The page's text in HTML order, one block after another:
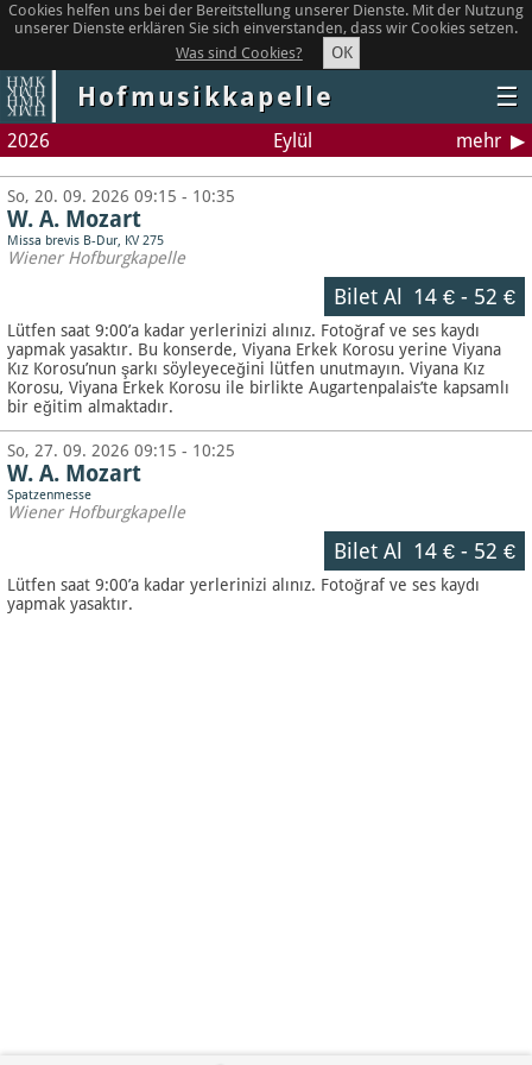
Cookies helfen uns bei der Bereitstellung unserer Dienste. Mit der Nutzung
unserer Dienste erklären Sie sich einverstanden, dass wir Cookies setzen.
Was sind Cookies?
OK
Hofmusikkapelle ☰
2026 Eylül mehr
So, 20. 09. 2026 09:15 - 10:35
W. A. Mozart
Missa brevis B-Dur, KV 275
Wiener Hofburgkapelle
Bilet Al 14 €- 52 €
Lütfen saat 9:00’a kadar yerlerinizi alınız. Fotoğraf ve ses kaydı
yapmak yasaktır. Bu konserde, Viyana Erkek Korosu yerine Viyana
Kız Korosu’nun şarkı söyleyeceğini lütfen unutmayın. Viyana Kız
Korosu, Viyana Erkek Korosu ile birlikte Augartenpalais’te kapsamlı
bir eğitim almaktadır.
So, 27. 09. 2026 09:15 - 10:25
W. A. Mozart
Spatzenmesse
Wiener Hofburgkapelle
Bilet Al 14 €- 52 €
Lütfen saat 9:00’a kadar yerlerinizi alınız. Fotoğraf ve ses kaydı
yapmak yasaktır.